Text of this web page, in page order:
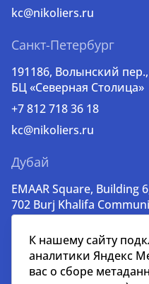
kc@nikoliers.ru
Санкт-Петербург
191186, Волынский
БЦ «Северная Столица»
+7 812 718 36 18
kc@nikoliers.ru
Дубай
EMAAR Square, Building
702 Burj Khalifa
lead@nikoliers-
К нашему сайту
аналитики Яндекс
вас о сборе